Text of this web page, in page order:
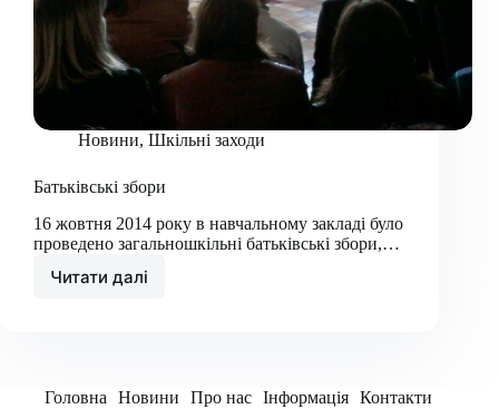
Новини, Шкільні заходи
Батьківські збори
16 жовтня 2014 року в навчальному закладі було
проведено загальношкільні батьківські збори,…
Читати далі
Батьківські
Головна Новини Про нас Інформація Контакти